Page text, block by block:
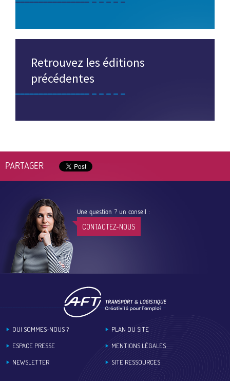
Retrouvez les éditions
précédentes
PARTAGER
Une question ? un conseil :
CONTACTEZ-NOUS
QUI SOMMES-NOUS ?
ESPACE PRESSE
NEWSLETTER
PLAN DU SITE
MENTIONS LÉGALES
SITE RESSOURCES